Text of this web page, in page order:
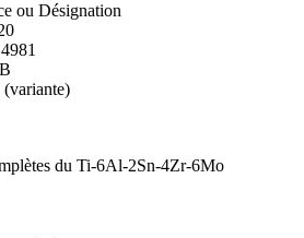
ou Désignation
du Ti-6Al-2Sn-4Zr-6Mo